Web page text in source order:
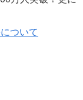
ついて